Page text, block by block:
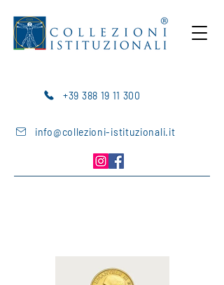
+39 388 19 11 300
info@collezioni-istituzionali.it